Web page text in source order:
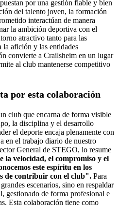
por una gestión fiable y bien
del talento joven, la formación
interactúan de manera
la ambición deportiva con el
atractivo tanto para las
la afición y las entidades
convierte a Crailsheim en un lugar
al club mantenerse competitivo
por esta colaboración
club que encarna de forma visible
la disciplina y el desarrollo
el deporte encaja plenamente con
en el trabajo diario de nuestro
General de STEGO, lo resume
la velocidad, el compromiso y el
este espíritu en los
de contribuir con el club". Para
escenarios, sino en respaldar
gestionado de forma profesional e
Esta colaboración tiene como